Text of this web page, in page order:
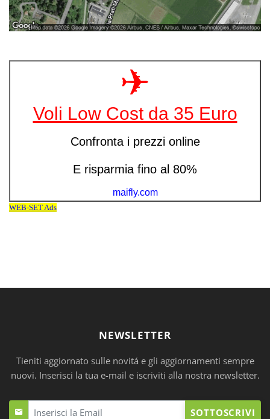
NEWSLETTER
Tieniti aggiornato sulle novitá e gli aggiornamenti sempre
nuovi. Inserisci la tua e-mail e iscriviti alla nostra newsletter.
SOTTOSCRIVI